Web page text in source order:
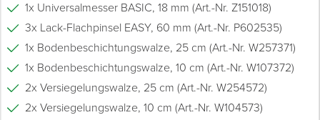
1x Universalmesser BASIC, 18 mm (Art.-Nr. Z151018)
3x Lack-Flachpinsel EASY, 60 mm (Art.-Nr. P602535)
1x Bodenbeschichtungswalze, 25 cm (Art.-Nr. W257371)
1x Bodenbeschichtungswalze, 10 cm (Art.-Nr. W107372)
2x Versiegelungswalze, 25 cm (Art.-Nr. W254572)
2x Versiegelungswalze, 10 cm (Art.-Nr. W104573)